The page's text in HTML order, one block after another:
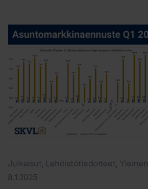
Julkaisut, Lehdistötiedotteet, Yleinen
8.1.2025